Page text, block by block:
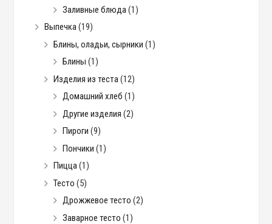
Заливные блюда(1)
Выпечка(19)
Блины, оладьи, сырники (1)
Блины (1)
Изделия из теста(12)
Домашний хлеб (1)
Другие изделия (2)
Пироги (9)
Пончики (1)
Пицца(1)
Тесто (5)
Дрожжевое тесто (2)
Заварное тесто (1)